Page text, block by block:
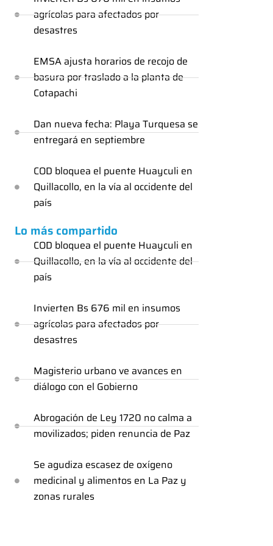
agrícolas para afectados por
desastres
EMSA ajusta horarios de recojo de
basura por traslado a la planta de
Cotapachi
Dan nueva fecha: Playa Turquesa se
entregará en septiembre
COD bloquea el puente Huayculi en
Quillacollo, en la vía al occidente del
país
Lo más compartido
COD bloquea el puente Huayculi en
Quillacollo, en la vía al occidente del
país
Invierten Bs 676 mil en insumos
agrícolas para afectados por
desastres
Magisterio urbano ve avances en
diálogo con el Gobierno
Abrogación de Ley 1720 no calma a
movilizados; piden renuncia de Paz
Se agudiza escasez de oxígeno
medicinal y alimentos en La Paz y
zonas rurales